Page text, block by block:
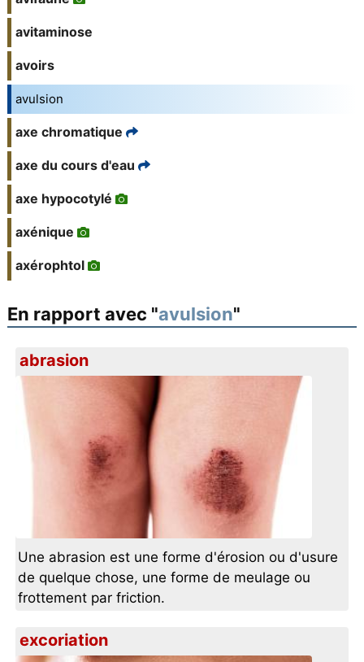
avitaminose
avoirs
avulsion
axe chromatique
axe du cours d'eau
axe hypocotylé
axénique
axérophtol
En rapport avec "avulsion"
abrasion
Une abrasion est une forme d'érosion ou d'usure
de quelque chose, une forme de meulage ou
frottement par friction.
excoriation